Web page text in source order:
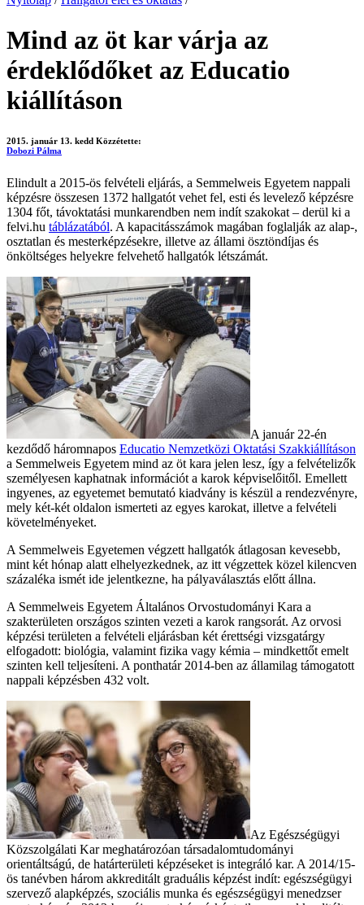
Mind az öt kar várja az
érdeklődőket az Educatio
kiállításon
2015. január 13. kedd Közzétette:
Dobozi Pálma
Elindult a 2015-ös felvételi eljárás, a Semmelweis Egyetem nappali
képzésre összesen 1372 hallgatót vehet fel, esti és levelező képzésre
1304 főt, távoktatási munkarendben nem indít szakokat – derül ki a
felvi.hu táblázatából. A kapacitásszámok magában foglalják az alap-,
osztatlan és mesterképzésekre, illetve az állami ösztöndíjas és
önköltséges helyekre felvehető hallgatók létszámát.
A január 22-én
kezdődő háromnapos Educatio Nemzetközi Oktatási Szakkiállításon
a Semmelweis Egyetem mind az öt kara jelen lesz, így a felvételizők
személyesen kaphatnak információt a karok képviselőitől. Emellett
ingyenes, az egyetemet bemutató kiadvány is készül a rendezvényre,
mely két-két oldalon ismerteti az egyes karokat, illetve a felvételi
követelményeket.
A Semmelweis Egyetemen végzett hallgatók átlagosan kevesebb,
mint két hónap alatt elhelyezkednek, az itt végzettek közel kilencven
százaléka ismét ide jelentkezne, ha pályaválasztás előtt állna.
A Semmelweis Egyetem Általános Orvostudományi Kara a
szakterületen országos szinten vezeti a karok rangsorát. Az orvosi
képzési területen a felvételi eljárásban két érettségi vizsgatárgy
elfogadott: biológia, valamint fizika vagy kémia – mindkettőt emelt
szinten kell teljesíteni. A ponthatár 2014-ben az államilag támogatott
nappali képzésben 432 volt.
Az Egészségügyi
Közszolgálati Kar meghatározóan társadalomtudományi
orientáltságú, de határterületi képzéseket is integráló kar. A 2014/15-
ös tanévben három akkreditált graduális képzést indít: egészségügyi
szervező alapképzés, szociális munka és egészségügyi menedzser